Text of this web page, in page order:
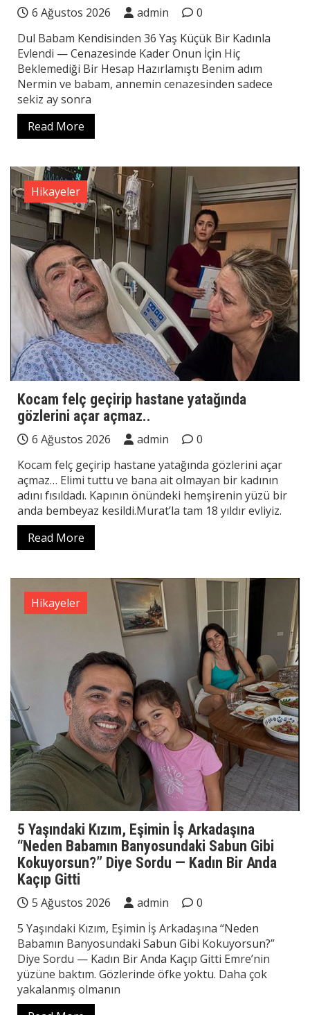
6 Ağustos 2026 admin
0
Dul Babam Kendisinden 36 Yaş Küçük Bir Kadınla
Evlendi — Cenazesinde Kader Onun İçin Hiç
Beklemediği Bir Hesap Hazırlamıştı Benim adım
Nermin ve babam, annemin cenazesinden sadece
sekiz ay sonra
Read More
Hikayeler
Kocam felç geçirip hastane yatağında
gözlerini açar açmaz..
6 Ağustos 2026 admin
0
Kocam felç geçirip hastane yatağında gözlerini açar
açmaz… Elimi tuttu ve bana ait olmayan bir kadının
adını fısıldadı. Kapının önündeki hemşirenin yüzü bir
anda bembeyaz kesildi.Murat’la tam 18 yıldır evliyiz.
Read More
Hikayeler
5 Yaşındaki Kızım, Eşimin İş Arkadaşına
“Neden Babamın Banyosundaki Sabun Gibi
Kokuyorsun?” Diye Sordu — Kadın Bir Anda
Kaçıp Gitti
5 Ağustos 2026 admin
0
5 Yaşındaki Kızım, Eşimin İş Arkadaşına “Neden
Babamın Banyosundaki Sabun Gibi Kokuyorsun?”
Diye Sordu — Kadın Bir Anda Kaçıp Gitti Emre’nin
yüzüne baktım. Gözlerinde öfke yoktu. Daha çok
yakalanmış olmanın